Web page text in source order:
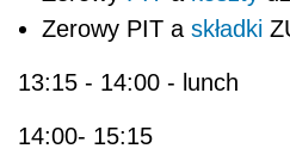
Zerowy PIT a składki
13:15 - 14:00 - lunch
14:00- 15:15